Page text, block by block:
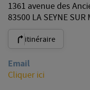
1361 avenue des
83500 LA SEYNE SUR
itinéraire
Email
Cliquer ici